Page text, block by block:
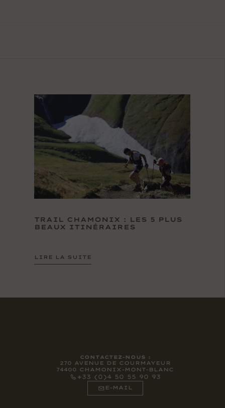
TRAIL CHAMONIX : LES 5 PLUS
BEAUX ITINÉRAIRES
LIRE LA SUITE
CONTACTEZ-NOUS :
270 AVENUE DE COURMAYEUR
74400 CHAMONIX-MONT-BLANC
+33 (0)4 50 55 90 93
E-MAIL